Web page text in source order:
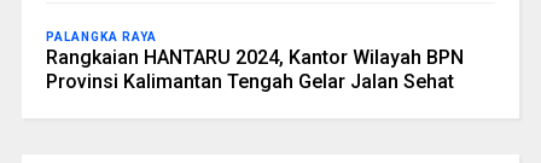
PALANGKA RAYA
Rangkaian HANTARU 2024, Kantor Wilayah BPN
Provinsi Kalimantan Tengah Gelar Jalan Sehat